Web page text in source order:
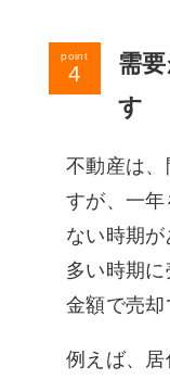
point
需
す
不動産は
すが、一
ない時期
多い時期
金額で売却
例えば、